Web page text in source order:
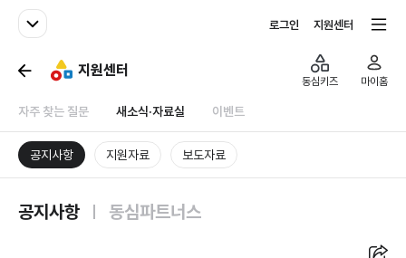
패밀리사이트
로그인 지원센터
지원센터
자주 찾는 질문 새소식·자료실 이벤트
동심키즈 마이홈
공지사항 지원자료 보도자료
공지사항 동심파트너스